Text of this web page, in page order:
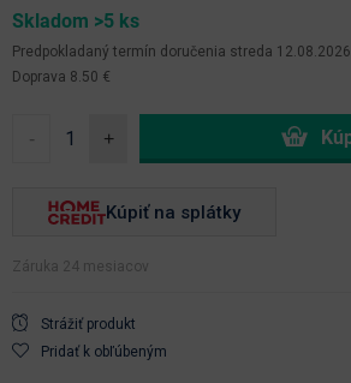
Skladom >5 ks
Predpokladaný termín doručenia streda 12.08.2026
Doprava 8.50 €
- +
Kúpiť na splátky
Záruka 24 mesiacov
Strážiť produkt
Pridať k obľúbeným